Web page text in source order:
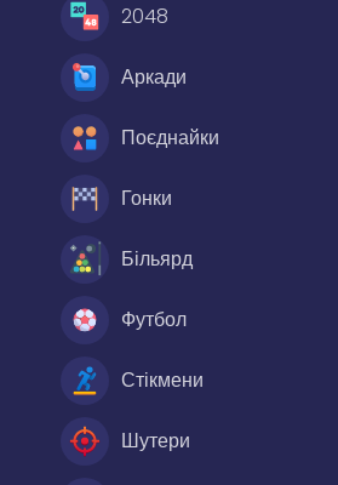
2048
Аркади
Поєднайки
Гонки
Більярд
Футбол
Стікмени
Шутери